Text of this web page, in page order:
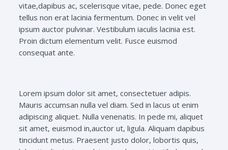
vitae,dapibus ac, scelerisque vitae, pede. Donec eget
tellus non erat lacinia fermentum. Donec in velit vel
ipsum auctor pulvinar. Vestibulum iaculis lacinia est.
Proin dictum elementum velit. Fusce euismod
consequat ante.
Lorem ipsum dolor sit amet, consectetuer adipis.
Mauris accumsan nulla vel diam. Sed in lacus ut enim
adipiscing aliquet. Nulla venenatis. In pede mi, aliquet
sit amet, euismod in,auctor ut, ligula. Aliquam dapibus
tincidunt metus. Praesent justo dolor, lobortis quis,